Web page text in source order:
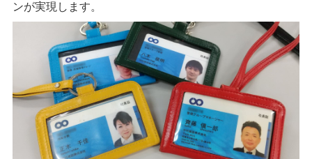
ンが実現します。